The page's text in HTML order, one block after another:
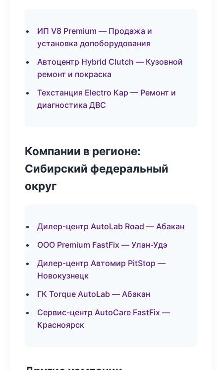
ИП V8 Premium — Продажа и
установка допоборудования
Автоцентр Hybrid Clutch — Кузовной
ремонт и покраска
Техстанция Electro Кар — Ремонт и
диагностика ДВС
Компании в регионе:
Сибирский федеральный
округ
Дилер-центр AutoLab Road — Абакан
ООО Premium FastFix — Улан-Удэ
Дилер-центр Автомир PitStop —
Новокузнецк
ГК Torque AutoLab — Абакан
Сервис-центр AutoCare FastFix —
Красноярск